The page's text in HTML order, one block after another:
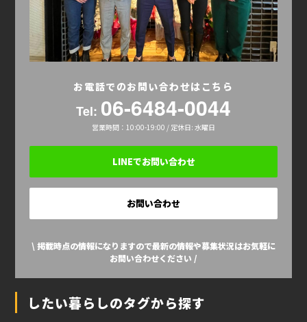
お電話でのお問い合わせはこちら
Tel: 06-6484-0044
営業時間：10:00-19:00 / 定休日: 水曜日
LINEでお問い合わせ
お問い合わせ
\ 掲載時点の情報になりますので最新の情報や募集状況はお気軽に
お問い合わせください /
したい暮らしのタグから探す